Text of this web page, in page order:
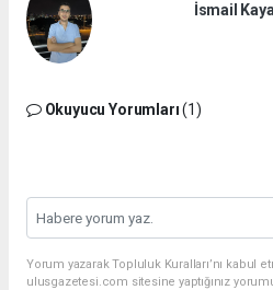
İsmail
Okuyucu Yorumları(1)
Yorum yazarak Topluluk Kuralları’nı kabul
ulusgazetesi.com sitesine yaptığınız